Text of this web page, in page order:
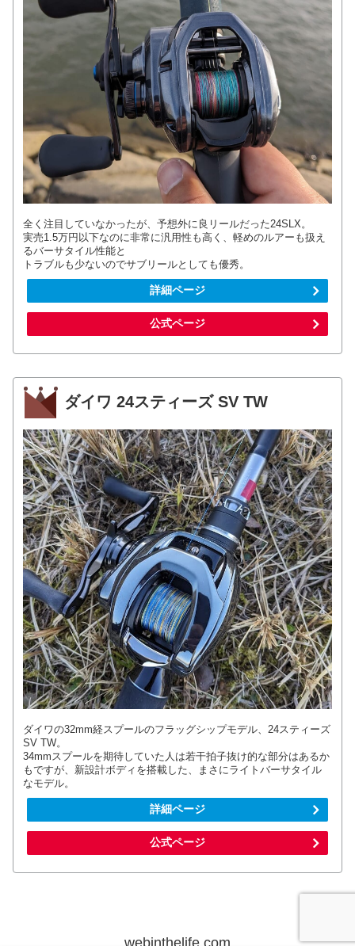
全く注目していなかったが、予想外に良リールだった24SLX。
実売1.5万円以下なのに非常に汎用性も高く、軽めのルアーも扱え
るバーサタイル性能と
トラブルも少ないのでサブリールとしても優秀。
詳細ページ
公式ページ
ダイワ 24スティーズ SV TW
ダイワの32mm経スプールのフラッグシップモデル、24スティーズ
SV TW。
34mmスプールを期待していた人は若干拍子抜け的な部分はあるか
もですが、新設計ボディを搭載した、まさにライトバーサタイル
なモデル。
詳細ページ
公式ページ
webinthelife.com